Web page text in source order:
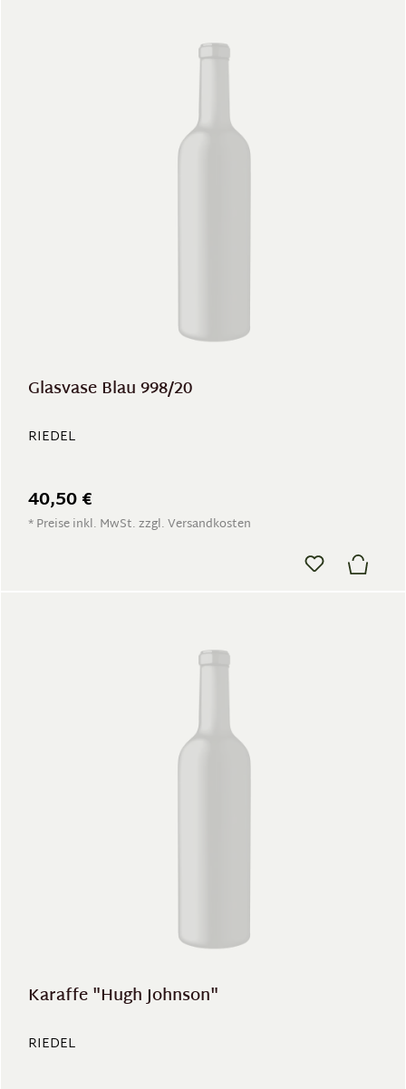
Glasvase Blau 998/20
RIEDEL
40,50 €
* Preise inkl. MwSt. zzgl. Versandkosten
Karaffe "Hugh Johnson"
RIEDEL